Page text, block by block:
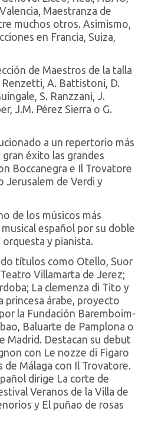
Maestranza de
muchos otros. Asimismo,
en Francia, Suiza,
de Maestros de la talla
Renzetti, A. Battistoni, D.
S. Ranzzani, J.
J.M. Pérez Sierra o G.
a un repertorio más
éxito las grandes
Boccanegra e Il Trovatore
Jerusalem de Verdi y
de los músicos más
español por su doble
y pianista.
títulos como Otello, Suor
Villamarta de Jerez;
La clemenza di Tito y
princesa árabe, proyecto
la Fundación Baremboim-
Baluarte de Pamplona o
Madrid. Destacan su debut
con Le nozze di Figaro
de Málaga con Il Trovatore.
dirige La corte de
Veranos de la Villa de
y El puñao de rosas